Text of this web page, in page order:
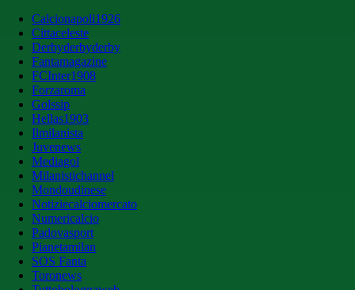
Calcionapoli1926
Cittaceleste
Derbyderbyderby
Fantamagazine
FCInter1908
Forzaroma
Golssip
Hellas1903
Ilmilanista
Juvenews
Mediagol
Milanistichannel
Mondoudinese
Notiziecalciomercato
Numericalcio
Padovasport
Pianetamilan
SOS Fanta
Toronews